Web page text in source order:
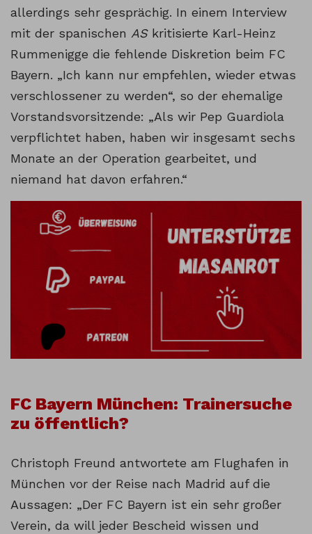
allerdings sehr gesprächig. In einem Interview
mit der spanischen ASkritisierte Karl-Heinz
Rummenigge die fehlende Diskretion beim FC
Bayern. „Ich kann nur empfehlen, wieder etwas
verschlossener zu werden“, so der ehemalige
Vorstandsvorsitzende: „Als wir Pep Guardiola
verpflichtet haben, haben wir insgesamt sechs
Monate an der Operation gearbeitet, und
niemand hat davon erfahren.“
FC Bayern München: Trainersuche
zu öffentlich?
Christoph Freund antwortete am Flughafen in
München vor der Reise nach Madrid auf die
Aussagen: „Der FC Bayern ist ein sehr großer
Verein, da will jeder Bescheid wissen und